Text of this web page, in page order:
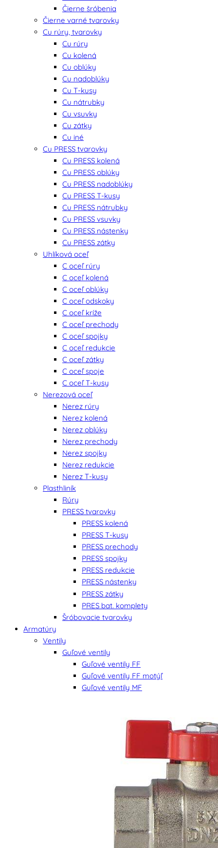
Čierne šróbenia
Čierne varné tvarovky
Cu rúry, tvarovky
Cu rúry
Cu kolená
Cu oblúky
Cu nadoblúky
Cu T-kusy
Cu nátrubky
Cu vsuvky
Cu zátky
Cu iné
Cu PRESS tvarovky
Cu PRESS kolená
Cu PRESS oblúky
Cu PRESS nadoblúky
Cu PRESS T-kusy
Cu PRESS nátrubky
Cu PRESS vsuvky
Cu PRESS nástenky
Cu PRESS zátky
Uhlíková oceľ
C oceľ rúry
C oceľ kolená
C oceľ oblúky
C oceľ odskoky
C oceľ kríže
C oceľ prechody
C oceľ spojky
C oceľ redukcie
C oceľ zátky
C oceľ spoje
C oceľ T-kusy
Nerezová oceľ
Nerez rúry
Nerez kolená
Nerez oblúky
Nerez prechody
Nerez spojky
Nerez redukcie
Nerez T-kusy
Plasthliník
Rúry
PRESS tvarovky
PRESS kolená
PRESS T-kusy
PRESS prechody
PRESS spojky
PRESS redukcie
PRESS nástenky
PRESS zátky
PRES bat. komplety
Šróbovacie tvarovky
Armatúry
Ventily
Guľové ventily
Guľové ventily FF
Guľové ventily FF motýľ
Guľové ventily MF